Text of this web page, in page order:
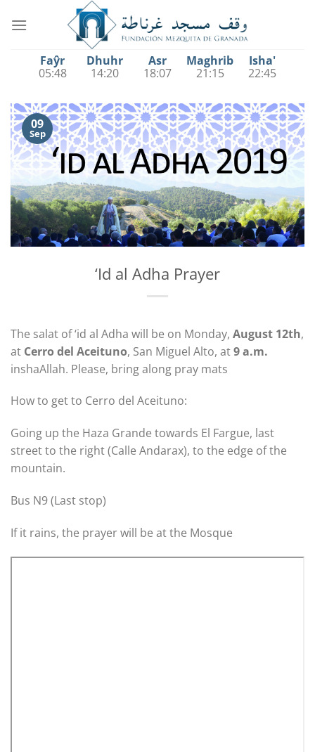
Faŷr
05:48
Dhuhr
14:20
Asr
18:07
Maghrib
21:15
Isha'
22:45
09
Sep
‘Id al Adha Prayer
The salat of ‘id al Adha will be on Monday, August 12th,
at Cerro del Aceituno, San Miguel Alto, at9 a.m.
inshaAllah. Please, bring along pray mats
How to get to Cerro del Aceituno:
Going up the Haza Grande towards El Fargue, last
street to the right (Calle Andarax), to the edge of the
mountain.
Bus N9 (Last stop)
If it rains, the prayer will be at the Mosque